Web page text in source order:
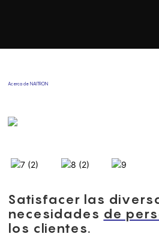
Acerca de NAITRON
Satisfacer las
necesidades de
los clientes.